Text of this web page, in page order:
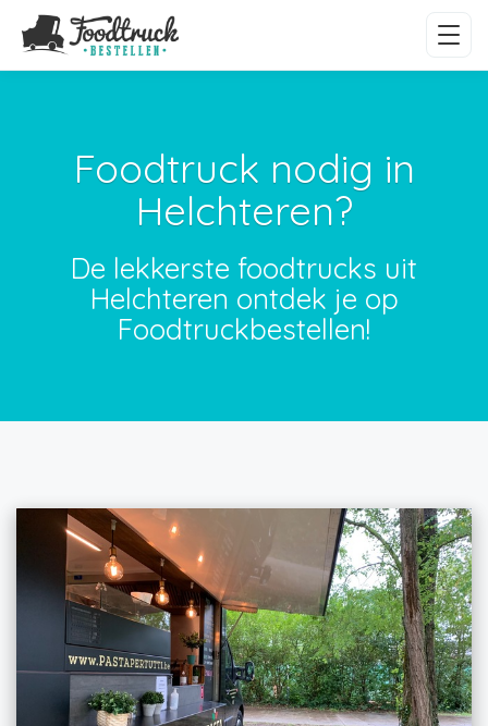
Foodtruck nodig in
Helchteren?
De lekkerste foodtrucks uit
Helchteren ontdek je op
Foodtruckbestellen!